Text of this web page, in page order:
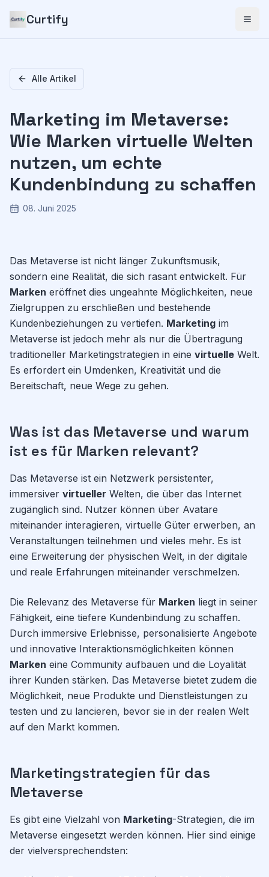
Curtify
Alle Artikel
Marketing im Metaverse:
Wie Marken virtuelle Welten
nutzen, um echte
Kundenbindung zu schaffen
08. Juni 2025
Das Metaverse ist nicht länger Zukunftsmusik,
sondern eine Realität, die sich rasant entwickelt. Für
Marken eröffnet dies ungeahnte Möglichkeiten, neue
Zielgruppen zu erschließen und bestehende
Kundenbeziehungen zu vertiefen. Marketing im
Metaverse ist jedoch mehr als nur die Übertragung
traditioneller Marketingstrategien in eine virtuelle Welt.
Es erfordert ein Umdenken, Kreativität und die
Bereitschaft, neue Wege zu gehen.
Was ist das Metaverse und warum
ist es für Marken relevant?
Das Metaverse ist ein Netzwerk persistenter,
immersiver virtueller Welten, die über das Internet
zugänglich sind. Nutzer können über Avatare
miteinander interagieren, virtuelle Güter erwerben, an
Veranstaltungen teilnehmen und vieles mehr. Es ist
eine Erweiterung der physischen Welt, in der digitale
und reale Erfahrungen miteinander verschmelzen.
Die Relevanz des Metaverse für Marken liegt in seiner
Fähigkeit, eine tiefere Kundenbindung zu schaffen.
Durch immersive Erlebnisse, personalisierte Angebote
und innovative Interaktionsmöglichkeiten können
Marken eine Community aufbauen und die Loyalität
ihrer Kunden stärken. Das Metaverse bietet zudem die
Möglichkeit, neue Produkte und Dienstleistungen zu
testen und zu lancieren, bevor sie in der realen Welt
auf den Markt kommen.
Marketingstrategien für das
Metaverse
Es gibt eine Vielzahl von Marketing-Strategien, die im
Metaverse eingesetzt werden können. Hier sind einige
der vielversprechendsten: